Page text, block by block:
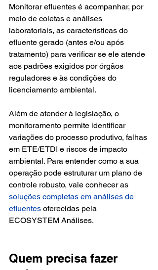
Monitorar efluentes é acompanhar, por
meio de coletas e análises
laboratoriais, as características do
efluente gerado (antes e/ou após
tratamento) para verificar se ele atende
aos padrões exigidos por órgãos
reguladores e às condições do
licenciamento ambiental.
Além de atender à legislação, o
monitoramento permite identificar
variações do processo produtivo, falhas
em ETE/ETDI e riscos de impacto
ambiental. Para entender como a sua
operação pode estruturar um plano de
controle robusto, vale conhecer as
soluções completas em análises de
efluentes oferecidas pela
ECOSYSTEM Análises.
Quem precisa fazer